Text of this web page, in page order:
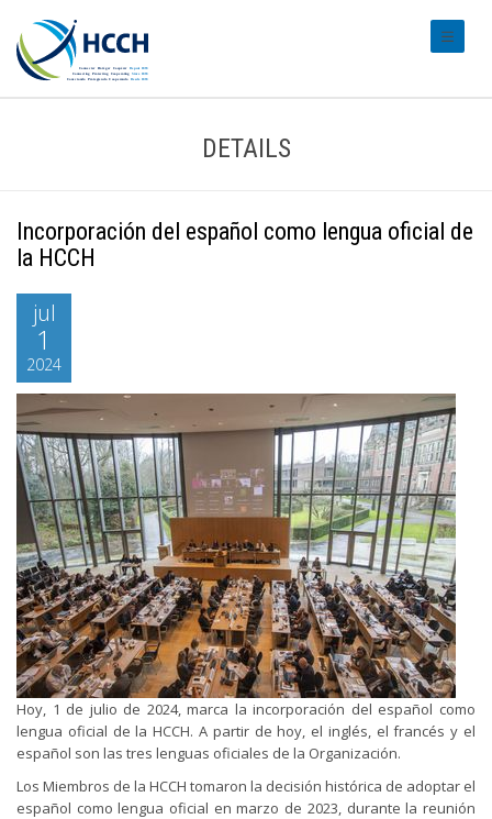
DETAILS
Incorporación del español como lengua oficial de
la HCCH
jul
1
2024
Hoy, 1 de julio de 2024, marca la incorporación del español como
lengua oficial de la HCCH. A partir de hoy, el inglés, el francés y el
español son las tres lenguas oficiales de la Organización.
Los Miembros de la HCCH tomaron la decisión histórica de adoptar el
español como lengua oficial en marzo de 2023, durante la reunión